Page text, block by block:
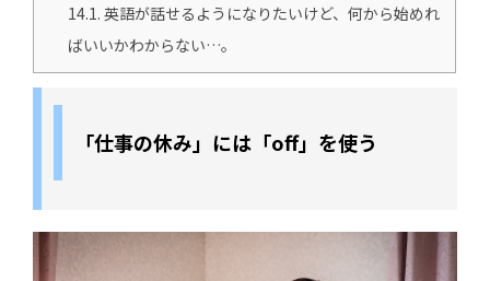
14.1. 英語が話せるようになりたいけど、何から始めれ
ばいいかわからない…。
「仕事の休み」には「off」を使う